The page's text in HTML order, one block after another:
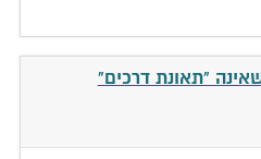
"תאונת דרכים"